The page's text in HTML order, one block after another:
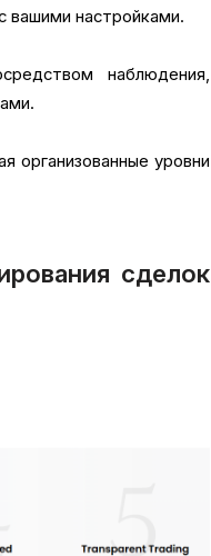
вашими настройками.
наблюдения,
организованные уровни
сделок